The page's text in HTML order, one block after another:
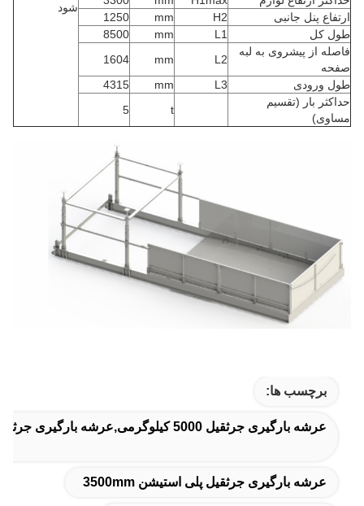
شود
ارتفاع پنل جانبی
H2
mm
1250
طول کل
L1
mm
8500
فاصله از پیشروی به لبه
صفحه
L2
mm
1604
طول ورودی
L3
mm
4315
حداکثر بار (تقسیم
مساوی)
5
برچسب ها:
عرشه بارگیری جرثقیل 5000 کیلوگرمی,عرشه بارگیری جرثقیل 5 تن,عرشه بارگیری جرثقیل سند بلاست
عرشه بارگیری جرثقیل پلی استیشن 3500mm